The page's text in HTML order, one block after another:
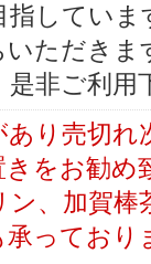
してい
ただき
非ご利用
り売切
をお勧め
、加賀
っており